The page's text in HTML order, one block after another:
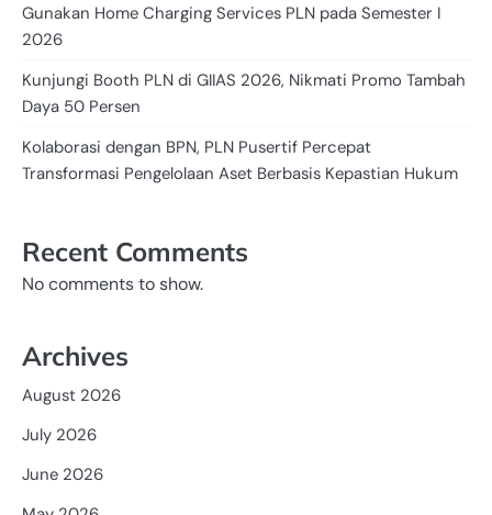
Gunakan Home Charging Services PLN pada Semester I
2026
Kunjungi Booth PLN di GIIAS 2026, Nikmati Promo Tambah
Daya 50 Persen
Kolaborasi dengan BPN, PLN Pusertif Percepat
Transformasi Pengelolaan Aset Berbasis Kepastian Hukum
Recent Comments
No comments to show.
Archives
August 2026
July 2026
June 2026